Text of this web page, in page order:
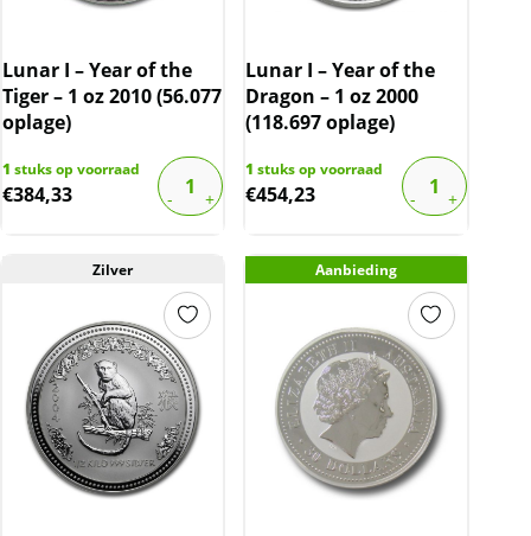
Lunar I – Year of the
Tiger – 1 oz 2010 (56.077
oplage)
1 stuks op voorraad
€384,33
Lunar I – Year of the
Dragon – 1 oz 2000
(118.697 oplage)
1 stuks op voorraad
€454,23
Zilver Aanbieding